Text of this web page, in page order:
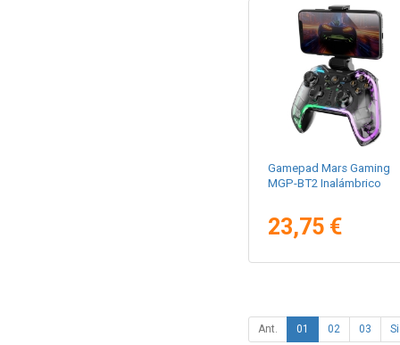
Gamepad Mars Gaming
MGP-BT2 Inalámbrico
23,75 €
Ant. 01 02 03